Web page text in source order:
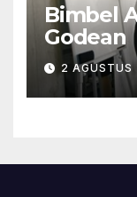
Bimbel
Godean
2 AGUSTUS